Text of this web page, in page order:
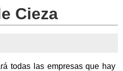
Cieza
todas las empresas que hay